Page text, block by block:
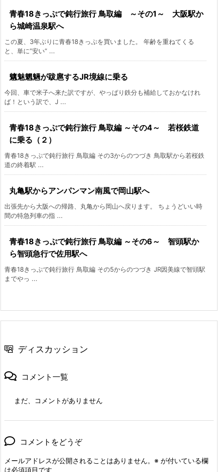
青春18きっぷで鈍行旅行 鳥取編 ～その1～ 大阪駅か
ら城崎温泉駅へ
この夏、3年ぶりに青春18きっぷを買いました。 年齢を重ねてくる
と、単に”安い” ...
魑魅魍魎が跋扈するJR境線に乗る
今回、車で米子へ来た訳ですが、やっぱり鉄分も補給しておかなけれ
ば！という訳で、J ...
青春18きっぷで鈍行旅行 鳥取編 ～その4～ 若桜鉄道
に乗る（２）
青春18きっぷで鈍行旅行 鳥取編 その3からのつづき 鳥取駅から若桜鉄
道の終着駅 ...
丸亀駅からアンパンマン南風で岡山駅へ
出張先から大阪への帰路、丸亀から岡山へ戻ります。 ちょうどいい時
間の特急列車の指 ...
青春18きっぷで鈍行旅行 鳥取編 ～その6～ 智頭駅か
ら智頭急行で佐用駅へ
青春18きっぷで鈍行旅行 鳥取編 その5からのつづき JR因美線で智頭駅
までやっ ...
ディスカッション
コメント一覧
まだ、コメントがありません
コメントをどうぞ
メールアドレスが公開されることはありません。 ※ が付いている欄
は必須項目です